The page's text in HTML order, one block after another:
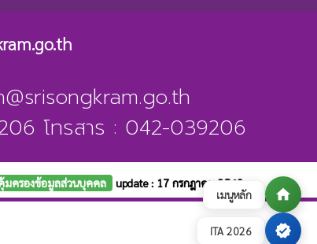
เมนูหลัก home
ITA 2026 verified
โทรสาร : 042-039206
มครองข้อมูลส่วนบุคคล update : 17 กรกฎาคม 2569